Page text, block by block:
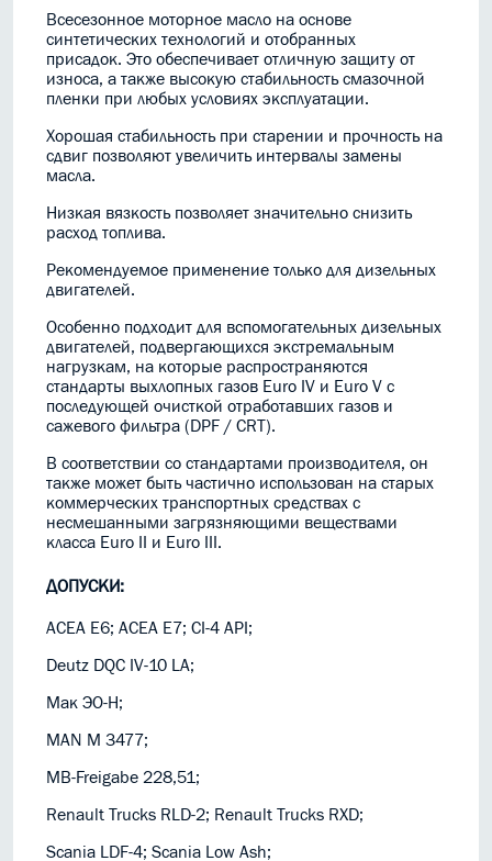
Всесезонное моторное масло на основе
синтетических технологий и отобранных
присадок. Это обеспечивает отличную защиту от
износа, а также высокую стабильность смазочной
пленки при любых условиях эксплуатации.
Хорошая стабильность при старении и прочность на
сдвиг позволяют увеличить интервалы замены
масла.
Низкая вязкость позволяет значительно снизить
расход топлива.
Рекомендуемое применение только для дизельных
двигателей.
Особенно подходит для вспомогательных дизельных
двигателей, подвергающихся экстремальным
нагрузкам, на которые распространяются
стандарты выхлопных газов Euro IV и Euro V с
последующей очисткой отработавших газов и
сажевого фильтра (DPF / CRT).
В соответствии со стандартами производителя, он
также может быть частично использован на старых
коммерческих транспортных средствах с
несмешанными загрязняющими веществами
класса Euro II и Euro III.
ДОПУСКИ:
ACEA E6; ACEA E7; CI-4 API;
Deutz DQC IV-10 LA;
Мак ЭО-Н;
MAN M 3477;
MB-Freigabe 228,51;
Renault Trucks RLD-2; Renault Trucks RXD;
Scania LDF-4; Scania Low Ash;